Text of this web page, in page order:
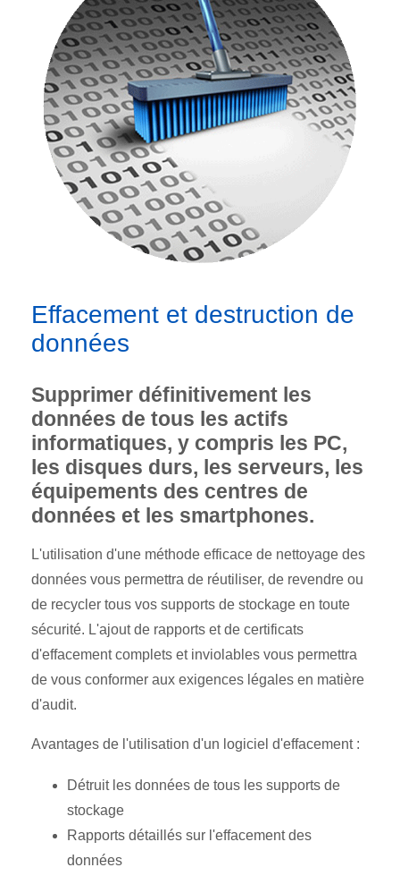
Effacement et destruction de
données
Supprimer définitivement les
données de tous les actifs
informatiques, y compris les PC,
les disques durs, les serveurs, les
équipements des centres de
données et les smartphones.
L'utilisation d'une méthode efficace de nettoyage des
données vous permettra de réutiliser, de revendre ou
de recycler tous vos supports de stockage en toute
sécurité. L'ajout de rapports et de certificats
d'effacement complets et inviolables vous permettra
de vous conformer aux exigences légales en matière
d'audit.
Avantages de l'utilisation d'un logiciel d'effacement :
Détruit les données de tous les supports de
stockage
Rapports détaillés sur l'effacement des
données